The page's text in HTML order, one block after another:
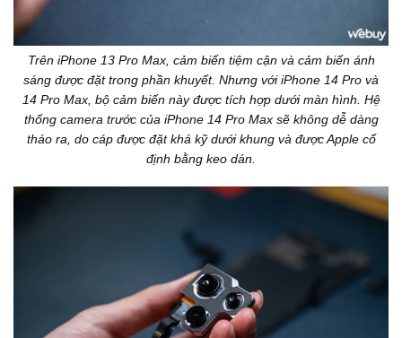
Trên iPhone 13 Pro Max, cảm biến tiệm cận và cảm biến ánh
sáng được đặt trong phần khuyết. Nhưng với iPhone 14 Pro và
14 Pro Max, bộ cảm biến này được tích hợp dưới màn hình. Hệ
thống camera trước của iPhone 14 Pro Max sẽ không dễ dàng
tháo ra, do cáp được đặt khá kỹ dưới khung và được Apple cố
định bằng keo dán.